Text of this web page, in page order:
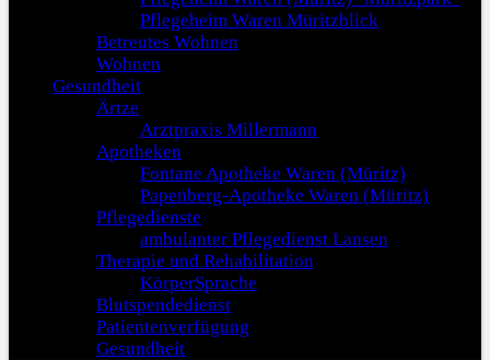
Pflegeheim Waren Müritzblick
Betreutes Wohnen
Wohnen
Gesundheit
Ärtze
Arztpraxis Millermann
Apotheken
Fontane Apotheke Waren (Müritz)
Papenberg-Apotheke Waren (Müritz)
Pflegedienste
ambulanter Pflegedienst Lansen
Therapie und Rehabilitation
KörperSprache
Blutspendedienst
Patientenverfügung
Gesundheit